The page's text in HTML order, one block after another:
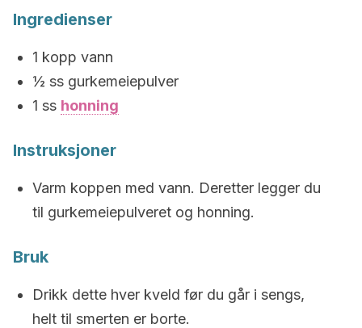
Ingredienser
1 kopp vann
½ ss gurkemeiepulver
1 ss honning
Instruksjoner
Varm koppen med vann. Deretter legger du
til gurkemeiepulveret og honning.
Bruk
Drikk dette hver kveld før du går i sengs,
helt til smerten er borte.